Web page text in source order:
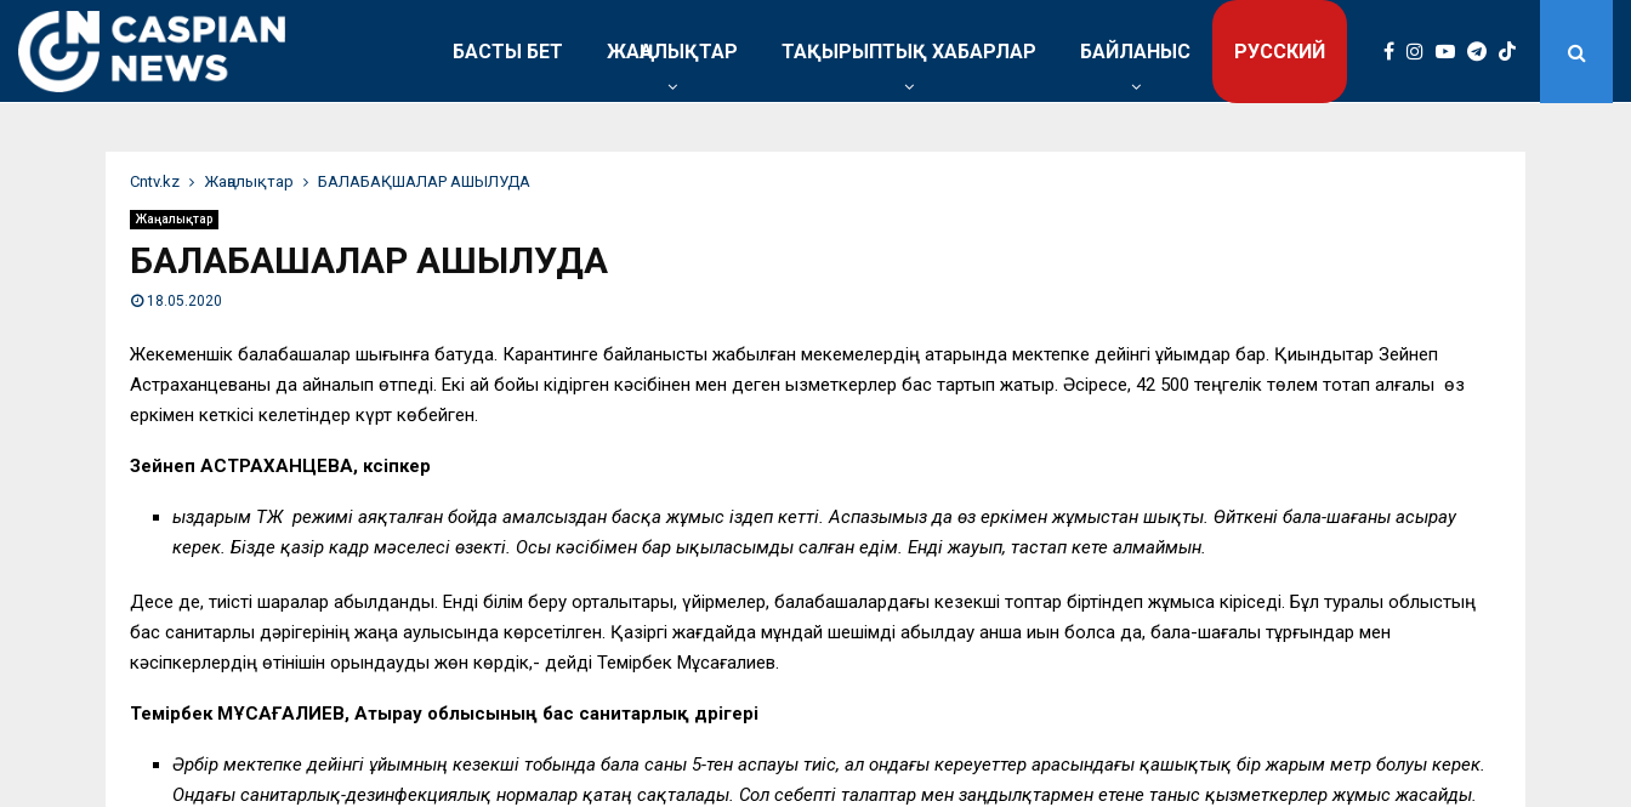
БАСТЫ БЕТ ЖАҢАЛЫҚТАР ТАҚЫРЫПТЫҚ ХАБАРЛАР БАЙЛАНЫС РУССКИЙ
Сntv.kz Жаңалықтар БАЛАБАҚШАЛАР АШЫЛУДА
Жаңалықтар
БАЛАБАҚШАЛАР АШЫЛУДА
18.05.2020
Жекеменшік балабақшалар шығынға батуда. Карантинге байланысты жабылған мекемелердің қатарында мектепке дейінгі ұйымдар бар. Қиындықтар Зейнеп
Астраханцеваны да айналып өтпеді. Екі ай бойы кідірген кәсібінен мен деген қызметкерлер бас тартып жатыр. Әсіресе, 42 500 теңгелік төлем тоқтап қалғалы өз
еркімен кеткісі келетіндер күрт көбейген.
Зейнеп АСТРАХАНЦЕВА, кәсіпкер
Қыздарым ТЖ режимі аяқталған бойда амалсыздан басқа жұмыс іздеп кетті. Аспазымыз да өз еркімен жұмыстан шықты. Өйткені бала-шағаны асырау
керек. Бізде қазір кадр мәселесі өзекті. Осы кәсібімен бар ықыласымды салған едім. Енді жауып, тастап кете алмаймын.
Десе де, тиісті шаралар қабылданды. Енді білім беру орталықтары, үйірмелер, балабақшалардағы кезекші топтар біртіндеп жұмысқа кіріседі. Бұл туралы облыстың
бас санитарлық дәрігерінің жаңа қаулысында көрсетілген. Қазіргі жағдайда мұндай шешімді қабылдау қанша қиын болса да, бала-шағалы тұрғындар мен
кәсіпкерлердің өтінішін орындауды жөн көрдік,- дейді Темірбек Мұсағалиев.
Темірбек МҰСАҒАЛИЕВ, Атырау облысының бас санитарлық дәрігері
Әрбір мектепке дейінгі ұйымның кезекші тобында бала саны 5-тен аспауы тиіс, ал ондағы кереуеттер арасындағы қашықтық бір жарым метр болуы керек.
Ондағы санитарлық-дезинфекциялық нормалар қатаң сақталады. Сол себепті талаптар мен заңдылқтармен етене таныс қызметкерлер жұмыс жасайды.